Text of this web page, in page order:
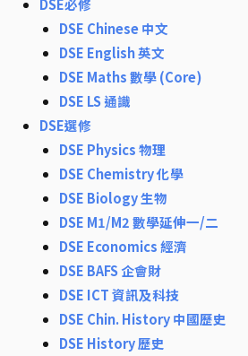
DSE Chinese 中文
DSE English 英文
DSE Maths 數學 (Core)
DSE LS 通識
DSE選修
DSE Physics 物理
DSE Chemistry 化學
DSE Biology 生物
DSE M1/M2 數學延伸一/二
DSE Economics 經濟
DSE BAFS 企會財
DSE ICT 資訊及科技
DSE Chin. History 中國歷史
DSE History 歷史